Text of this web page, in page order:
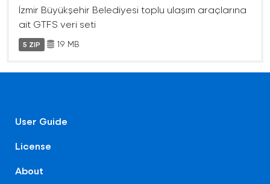
İzmir Büyükşehir Belediyesi toplu ulaşım araçlarına
ait GTFS veri seti
5 ZIP 19 MB
User Guide
License
About